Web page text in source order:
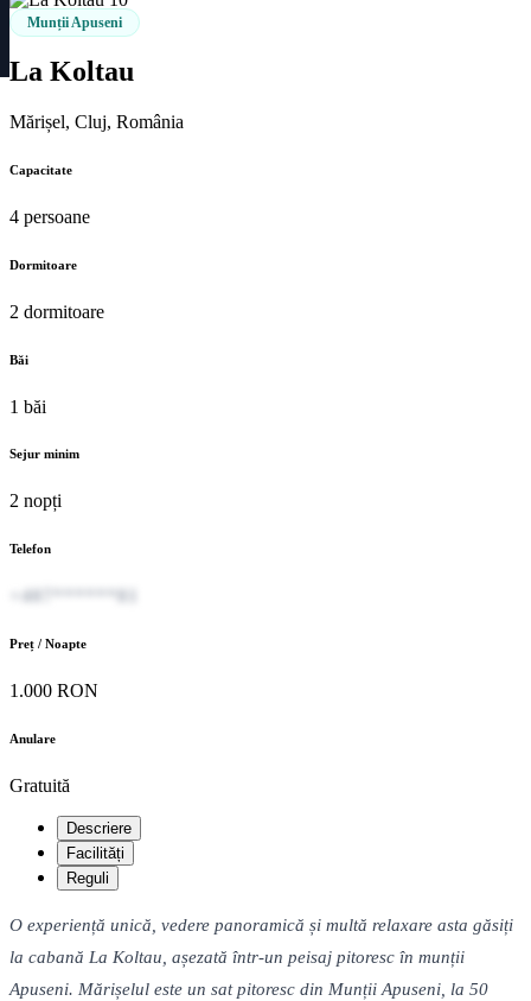
Munții Apuseni
La Koltau
Mărișel, Cluj, România
Capacitate
4 persoane
Dormitoare
2 dormitoare
Băi
1 băi
Sejur minim
2 nopți
Telefon
+407******81
Preț / Noapte
1.000 RON
Anulare
Gratuită
Descriere
Facilități
Reguli
O experiență unică, vedere panoramică și multă relaxare asta găsiți
la cabană La Koltau, așezată într-un peisaj pitoresc în munții
Apuseni. Mărișelul este un sat pitoresc din Munții Apuseni, la 50